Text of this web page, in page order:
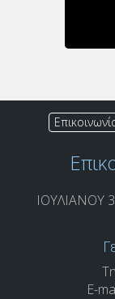
ΙΟΥΛΙΑΝΟΥ
E-